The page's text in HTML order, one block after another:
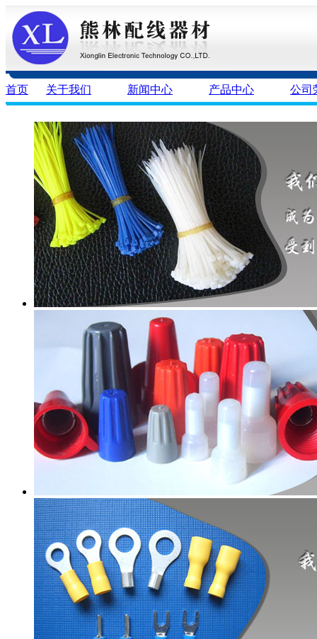
首页 关于我们 新闻中心 产品中心 公司